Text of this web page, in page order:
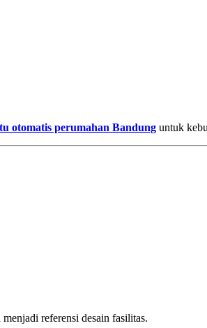
otomatis perumahan Bandung untuk
menjadi referensi desain fasilitas.